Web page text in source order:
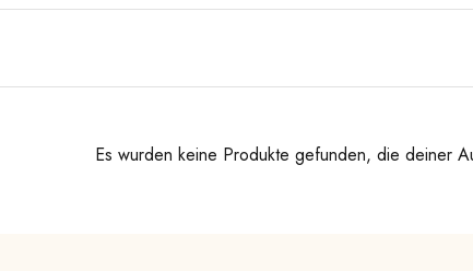
Es wurden keine Produkte gefunden, die deiner